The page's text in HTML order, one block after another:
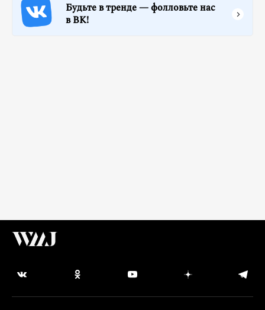
Будьте в тренде — фолловьте нас
в ВК!